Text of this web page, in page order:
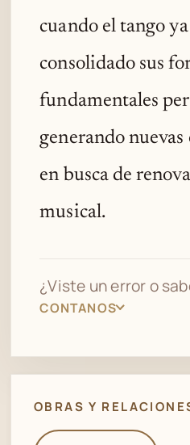
cuando el tango
consolidado sus
fundamentales
generando
en busca de
musical.
¿Viste un error o
CONTANOS
OBRAS Y